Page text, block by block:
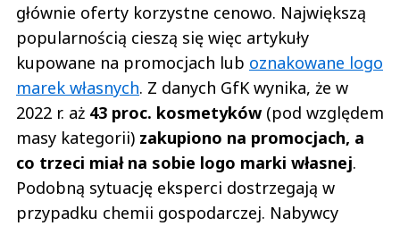
głównie oferty korzystne cenowo. Największą
popularnością cieszą się więc artykuły
kupowane na promocjach lub oznakowane logo
marek własnych. Z danych GfK wynika, że w
2022 r. aż 43 proc. kosmetyków (pod względem
masy kategorii) zakupiono na promocjach, a
co trzeci miał na sobie logo marki własnej.
Podobną sytuację eksperci dostrzegają w
przypadku chemii gospodarczej. Nabywcy